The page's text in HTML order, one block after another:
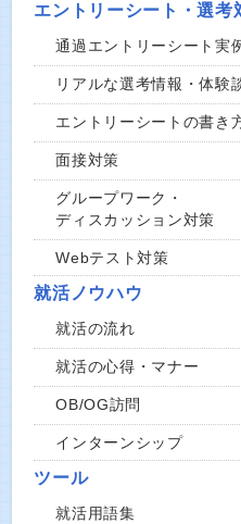
エントリーシート・選考
通過エントリーシート実
リアルな選考情報・体験
エントリーシートの書き
面接対策
グループワーク・
ディスカッション対策
Webテスト対策
就活ノウハウ
就活の流れ
就活の心得・マナー
OB/OG訪問
インターンシップ
ツール
就活用語集